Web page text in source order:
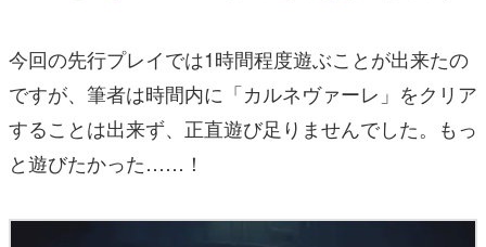
今回の先行プレイでは1時間程度遊ぶことが出来たの
ですが、筆者は時間内に「カルネヴァーレ」をクリア
することは出来ず、正直遊び足りませんでした。もっ
と遊びたかった……！